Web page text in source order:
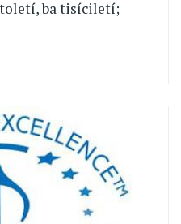
ba tisíciletí;